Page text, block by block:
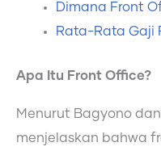
Dimana Front
Rata-Rata Gaji
Apa Itu Front Office?
Menurut Bagyono
menjelaskan bahwa